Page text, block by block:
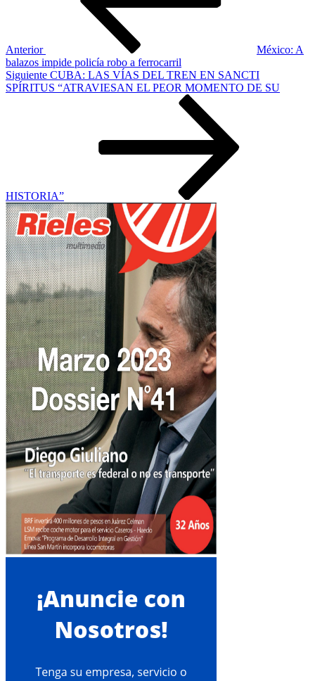
Anterior
México: A
balazos impide policía robo a ferrocarril
Siguiente
entrada
Siguiente CUBA: LAS VÍAS DEL TREN EN SANCTI
SPÍRITUS “ATRAVIESAN EL PEOR MOMENTO DE SU
HISTORIA”